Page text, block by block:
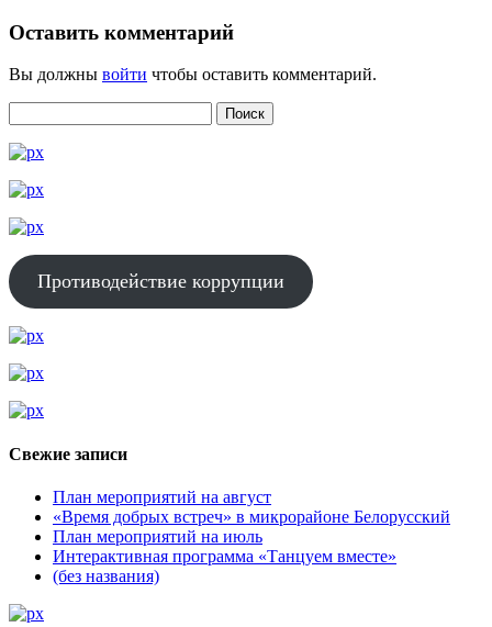
Оставить комментарий
Вы должны войти чтобы оставить комментарий.
Противодействие коррупции
Свежие записи
План мероприятий на август
«Время добрых встреч» в микрорайоне Белорусский
План мероприятий на июль
Интерактивная программа «Танцуем вместе»
(без названия)